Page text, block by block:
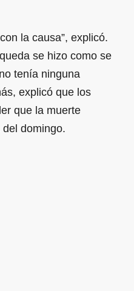
la causa”, explicó.
se hizo como se
tenía ninguna
explicó que los
que la muerte
domingo.